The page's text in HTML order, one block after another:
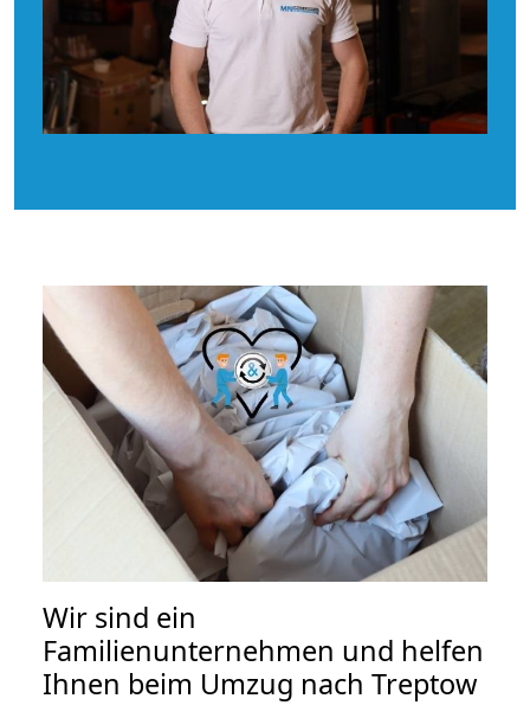
Wir sind ein
Familienunternehmen und helfen
Ihnen beim Umzug nach Treptow